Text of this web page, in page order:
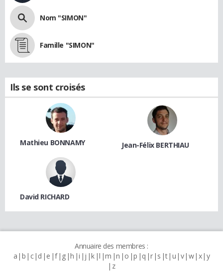
Nom "SIMON"
Famille "SIMON"
Ils se sont croisés
Mathieu BONNAMY Jean-Félix BERTHIAU
David RICHARD
Annuaire des membres :
a b c d e f g h i j k l m n o p q r s t u v w x y
z